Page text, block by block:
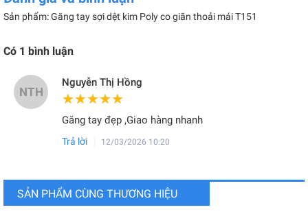
Sản phẩm: Găng tay sợi dệt kim Poly co giãn thoải mái T151
Có 1 bình luận
NTH
Nguyễn Thị Hồng
★★★★★
★★★★★
Găng tay đẹp ,Giao hàng nhanh
Trả lời 12/03/2026 10:20
SẢN PHẨM CÙNG THƯƠNG HIỆU